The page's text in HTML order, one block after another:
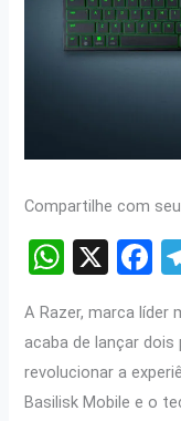
Compartilhe com
W
at
s
A
X
F
b
o
A Razer, marca líder
acaba de lançar
revolucionar a
Basilisk Mobile e o